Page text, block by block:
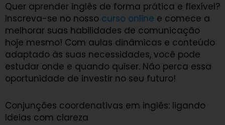
Quer aprender inglês de forma prática e flexível?
Inscreva-se no nosso curso online e comece a
melhorar suas habilidades de comunicação
hoje mesmo! Com aulas dinâmicas e conteúdo
adaptado às suas necessidades, você pode
estudar onde e quando quiser. Não perca essa
oportunidade de investir no seu futuro!
Conjunções coordenativas em inglês: ligando
Ideias com clareza